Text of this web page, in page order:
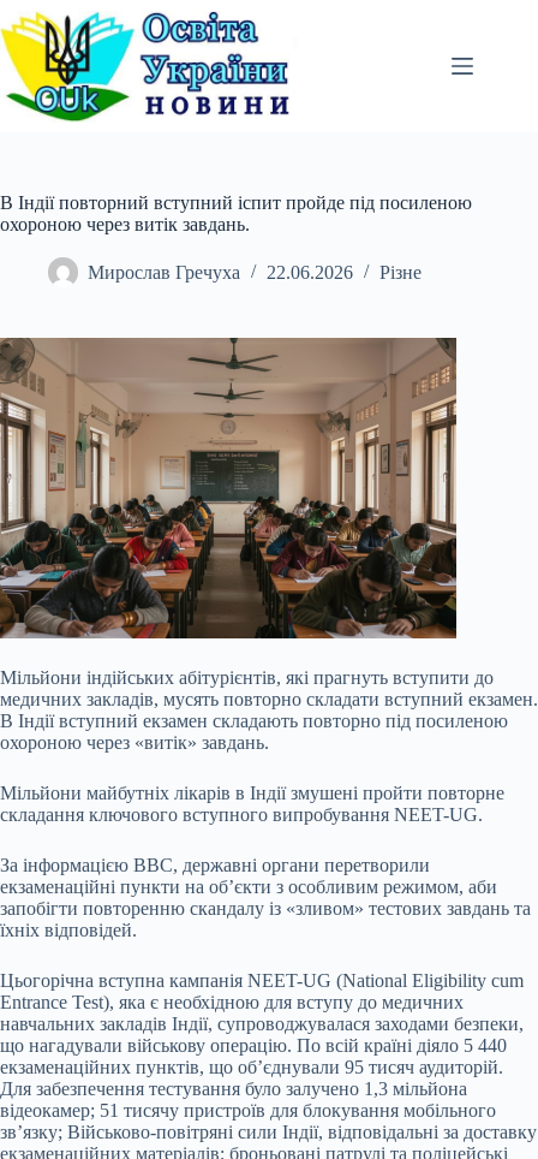
Перейти
до
вмісту
В Індії повторний вступний іспит пройде під посиленою
охороною через витік завдань.
Мирослав Гречуха 22.06.2026 Різне
Мільйони індійських абітурієнтів, які прагнуть вступити до
медичних закладів, мусять повторно складати вступний екзамен.
В Індії вступний екзамен складають повторно під посиленою
охороною через «витік» завдань.
Мільйони майбутніх лікарів в Індії змушені пройти повторне
складання ключового вступного випробування NEET-UG.
За інформацією BBC, державні органи перетворили
екзаменаційні пункти на об’єкти з особливим режимом, аби
запобігти повторенню скандалу із «зливом» тестових завдань та
їхніх відповідей.
Цьогорічна вступна кампанія NEET-UG (National Eligibility cum
Entrance Test), яка є необхідною для вступу до медичних
навчальних закладів Індії, супроводжувалася заходами безпеки,
що нагадували військову операцію. По всій країні діяло 5 440
екзаменаційних пунктів, що об’єднували 95 тисяч аудиторій.
Для забезпечення тестування було залучено 1,3 мільйона
відеокамер; 51 тисячу пристроїв для блокування мобільного
зв’язку; Військово-повітряні сили Індії, відповідальні за доставку
екзаменаційних матеріалів; броньовані патрулі та поліцейські